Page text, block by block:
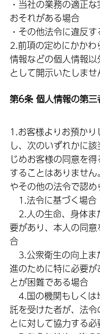
・当社の業務の適正
おそれがある場合
・その他法令に違反
2.前項の定めにかか
情報などの個人情報
として開示いたしませ
第6条 個人情報の第三
1.お客様よりお預か
し、次のいずれかに
じめお客様の同意を
することはありませ
やその他の法令で認め
1.法令に基づく場合
2.人の生命、身体ま
要があり、本人の同
合
3.公衆衛生の向上ま
進のために特に必要
とが困難である場合
4.国の機関もしくは
託を受けた者が、法
とに対して協力する必